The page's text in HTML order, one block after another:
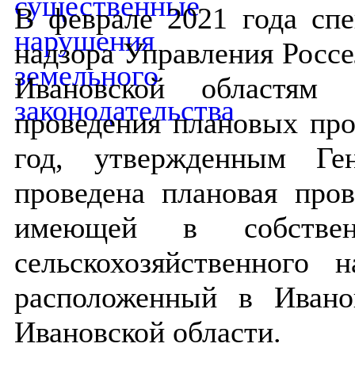
В феврале 2021 года
надзора Управления
Ивановской
проведения плановых
год, утвержденным
проведена плановая
имеющей в
расположенный в
Ивановской области.